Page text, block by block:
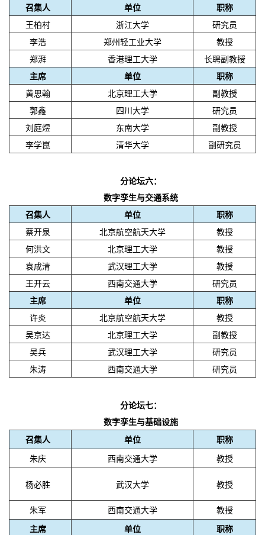
召集人 单位
职称
王柏村
浙江大学
研究员
李浩
郑州轻工业大学
教授
郑湃
香港理工大学
长聘副教授
主席
单位
职称
黄思翰
北京理工大学
副教授
郭鑫
四川大学
研究员
刘庭煜
东南大学
副教授
李学崑
清华大学 副研究员
分论坛六：
数字孪生与交通系统
召集人
单位
职称
蔡开泉
北京航空航天大学
教授
何洪文
北京理工大学
教授
袁成清
武汉理工大学
教授
王开云
西南交通大学
研究员
主席
单位
职称
许炎
北京航空航天大学
教授
吴京达
北京理工大学
副教授
吴兵
武汉理工大学
研究员
朱涛
西南交通大学 研究员
分论坛七：
数字孪生与基础设施
召集人
单位
职称
朱庆
西南交通大学 教授
杨必胜 武汉大学 教授
朱军 西南交通大学
教授
主席
单位
职称